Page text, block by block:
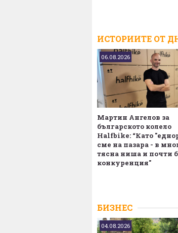
ИСТОРИИТЕ ОТ
06.08.2026
Мартин Ангелов за
българското колело
Halfbike: “Като
сме на пазара - в
тясна ниша и почти
конкуренция"
БИЗНЕС
04.08.2026